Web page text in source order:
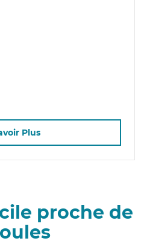
Plus
proche de